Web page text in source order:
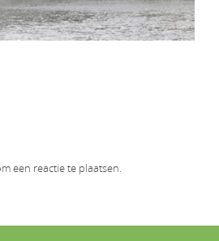
een reactie te plaatsen.